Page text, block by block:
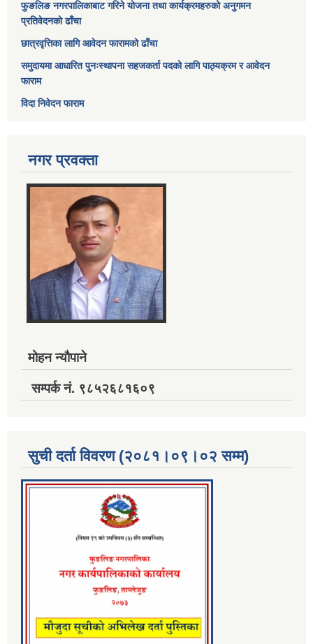
फुङलिङ नगरपालिकाबाट गरिने योजना तथा कार्यक्रमहरुको अनुगमन
प्रतिवेदनको ढाँचा
छात्रवृत्तिका लागि आवेदन फारामको ढाँचा
समुदायमा आधारित पुनःस्थापना सहजकर्ता पदको लागि पाठ्यक्रम र आवेदन
फाराम
विदा निवेदन फाराम
नगर प्रवक्ता
मोहन न्यौपाने
सम्पर्क नं. ९८५२६८१६०९
सुची दर्ता विवरण (२०८१।०९।०२ सम्म)